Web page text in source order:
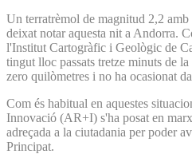
Un terratrèmol de magnitud 2,2
deixat notar aquesta nit a Andorra.
l'Institut Cartogràfic i Geològic de
tingut lloc passats tretze minuts de
zero quilòmetres i no ha ocasionat
Com és habitual en aquestes
Innovació (AR+I) s'ha posat en
adreçada a la ciutadania per poder
Principat.